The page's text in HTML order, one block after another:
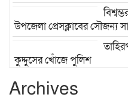
উপজেলা প্রেসক্লাবের সৌজন্য
কুদ্দুসের খোঁজে পুলিশ
Archives